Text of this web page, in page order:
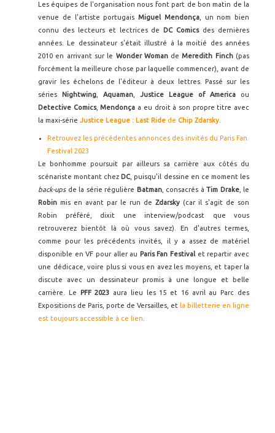
Les équipes de l'organisation nous font part de bon matin de la
venue de l'artiste portugais Miguel Mendonça, un nom bien
connu des lecteurs et lectrices de
DC Comics des dernières
années. Le dessinateur s'était illustré à la moitié des années
2010 en arrivant sur le Wonder Woman deMeredith Finch (pas
forcément la meilleure chose par laquelle commencer), avant de
gravir les échelons de l'éditeur à deux lettres. Passé sur les
séries
Nightwing Aquaman Justice League of America ou
Detective Comics,Mendonça a eu droit à son propre titre avec
la maxi-série Justice League : Last Ride de Chip Zdarsky
Retrouvez les précédentes annonces des invités du Paris Fan
Festival 2023
Le bonhomme poursuit par ailleurs sa carrière aux côtés du
scénariste montant chez DC , puisqu'il dessine en ce moment les
back-ups de la série régulière Batman, consacrés à Tim Drake, le
Robin mis en avant par le run de Zdarsky (car il s'agit de son
Robin préféré, dixit une interview/podcast que vous
retrouverez bientôt là où vous savez). En d'autres termes,
comme pour les précédents invités, il y a assez de matériel
disponible en VF pour aller au Paris Fan Festival et repartir avec
une dédicace, voire plus si vous en avez les moyens, et taper la
discute avec un dessinateur promis à une longue et belle
carrière. Le
PFF 2023 aura lieu les 15 et 16 avril au Parc des
Expositions de Paris, porte de Versailles, et la billetterie en ligne
est toujours accessible à ce lien